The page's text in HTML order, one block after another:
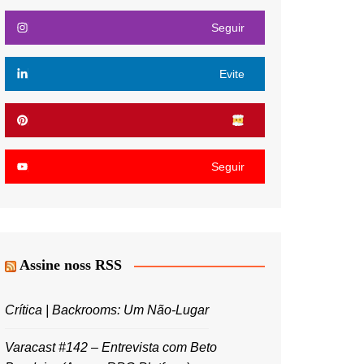
Seguir
Evite
Seguir
Assine noss RSS
Crítica | Backrooms: Um Não-Lugar
Varacast #142 – Entrevista com Beto